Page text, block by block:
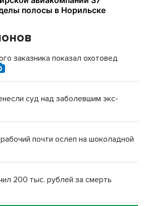
заказника показал охотовед
суд над заболевшим экс-
почти ослеп на шоколадной
200 тыс. рублей за смерть